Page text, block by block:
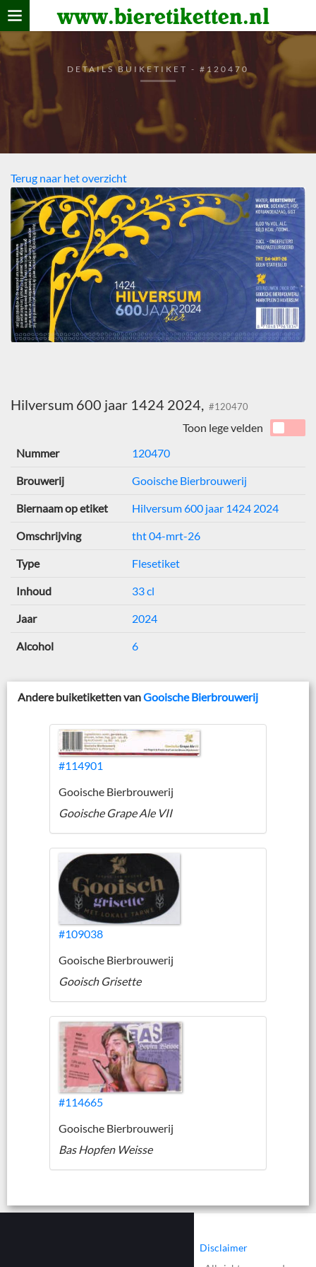
www.bieretiketten.nl
Home
verzamelen
De bierkaart
Bezoekers
DETAILS BUIKETIKET - #120470
Terug naar het overzicht
Hilversum 600 jaar 1424 2024, #120470
Toon lege velden
Nummer
120470
Brouwerij Gooische Bierbrouwerij
Biernaam op etiket Hilversum 600 jaar 1424 2024
Omschrijving tht 04-mrt-26
Type Flesetiket
Inhoud 33 cl
Jaar 2024
Alcohol 6
Andere buiketiketten vanGooische Bierbrouwerij
#114901
Gooische Bierbrouwerij
Gooische Grape Ale VII
#109038
Gooische Bierbrouwerij
Gooisch Grisette
#114665
Gooische Bierbrouwerij
Bas Hopfen Weisse
Disclaimer